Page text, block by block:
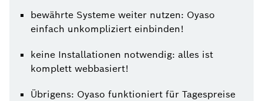
bewährte Systeme weiter nutzen: Oyaso
einfach unkompliziert einbinden!
keine Installationen notwendig: alles ist
komplett webbasiert!
Übrigens: Oyaso funktioniert für Tagespreise